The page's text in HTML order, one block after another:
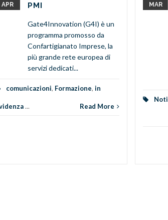
APR
PMI
Gate4Innovation (G4I) è un
programma promosso da
Confartigianato Imprese, la
più grande rete europea di
servizi dedicati...
comunicazioni, Formazione, in
... Read More
MAR